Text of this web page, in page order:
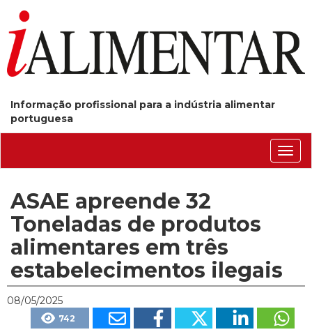
Informação profissional para a indústria alimentar
portuguesa
ASAE apreende 32
Toneladas de produtos
alimentares em três
estabelecimentos ilegais
08/05/2025
742